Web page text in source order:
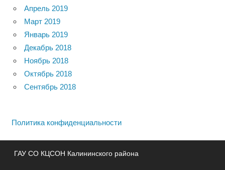
Апрель 2019
Март 2019
Январь 2019
Декабрь 2018
Ноябрь 2018
Октябрь 2018
Сентябрь 2018
Политика конфиденциальности
ГАУ СО КЦСОН Калининского района